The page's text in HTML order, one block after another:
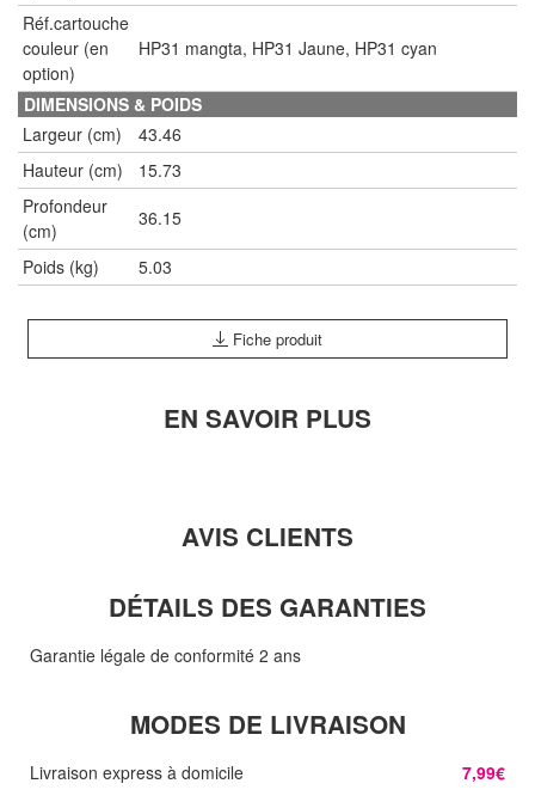
Réf.cartouche
couleur (en
option)
HP31 mangta, HP31 Jaune, HP31 cyan
DIMENSIONS & POIDS
Largeur (cm)
43.46
Hauteur (cm)
15.73
Profondeur
(cm)
36.15
Poids (kg) 5.03
Fiche produit
EN SAVOIR PLUS
AVIS CLIENTS
DÉTAILS DES GARANTIES
Garantie légale de conformité 2 ans
MODES DE LIVRAISON
Livraison express à domicile 7,99€